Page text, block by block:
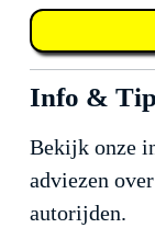
Info &
Bekijk onze
adviezen
autorijden.